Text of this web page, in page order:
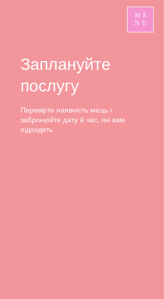
ME
NU
Заплануйте
послугу
Перевірте наявність місць і
забронюйте дату й час, які вам
підходять